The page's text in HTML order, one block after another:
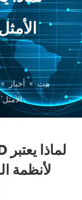
بيت » أخبار
لأنظمة